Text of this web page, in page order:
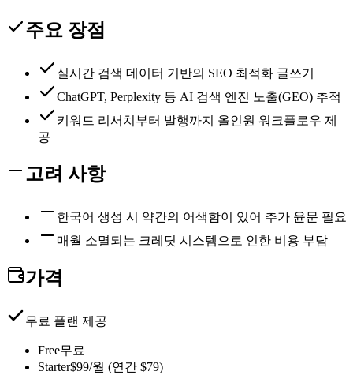
주요 장점
실시간 검색 데이터 기반의 SEO 최적화 글쓰기
ChatGPT, Perplexity 등 AI 검색 엔진 노출(GEO) 추적
키워드 리서치부터 발행까지 올인원 워크플로우 제
공
고려 사항
한국어 생성 시 약간의 어색함이 있어 추가 윤문 필요
매월 소멸되는 크레딧 시스템으로 인한 비용 부담
가격
무료 플랜 제공
Free무료
Starter$99/월 (연간 $79)